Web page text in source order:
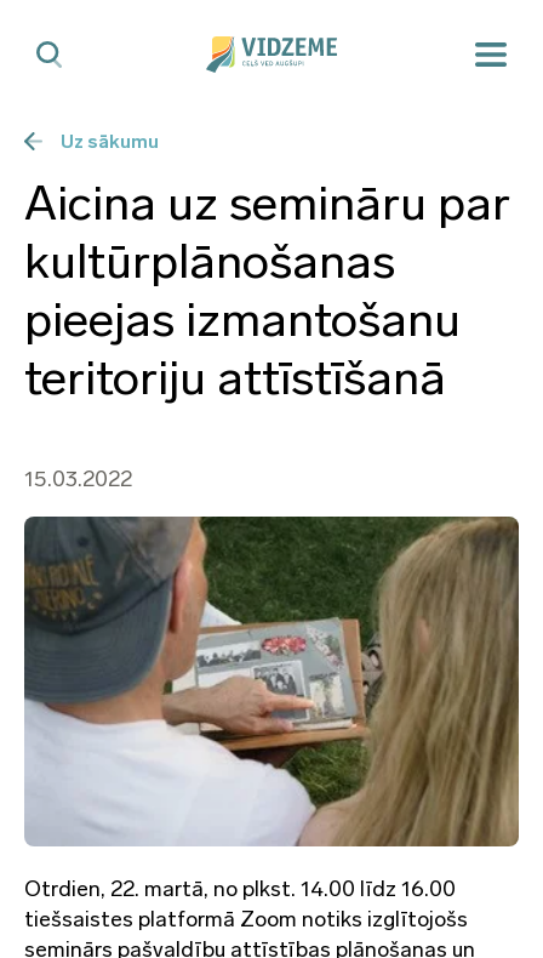
Uz sākumu
Aicina uz semināru par
kultūrplānošanas
pieejas izmantošanu
teritoriju attīstīšanā
15.03.2022
Otrdien, 22. martā, no plkst. 14.00 līdz 16.00
tiešsaistes platformā Zoom notiks izglītojošs
seminārs pašvaldību attīstības plānošanas un